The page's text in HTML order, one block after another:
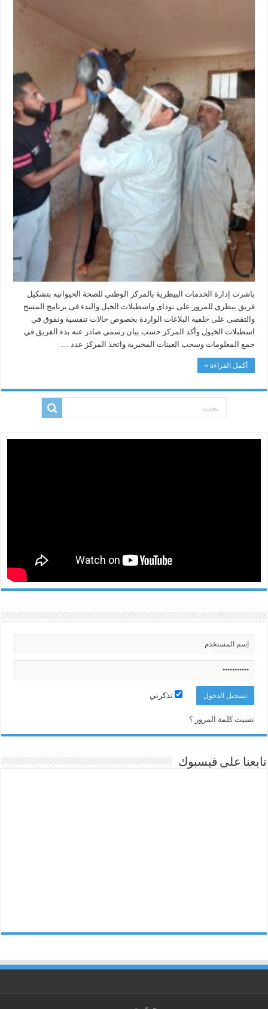
بين
الخيول
وتهيب
بالجميع
الاهتمام
والتبليغ
مغلقة
باشرت إدارة الخدمات البيطرية بالمركز الوطني للصحة الحيوانيه بتشكيل
فريق بيطرى للمرور على نوداى واسطبلات الخيل والبدء فى برنامج المسح
والتقصى على خلفية البلاغات الواردة بخصوص حالات تنفسية ونفوق في
اسطبلات الخيول وأكد المركز حسب بيان رسمي صادر عنه بدء الفريق في
جمع المعلومات وسحب العينات المخبرية واتخذ المركز عدد …
أكمل القراءة »
تذكرني
نسيت كلمة المرور ؟
تابعنا على فيسبوك